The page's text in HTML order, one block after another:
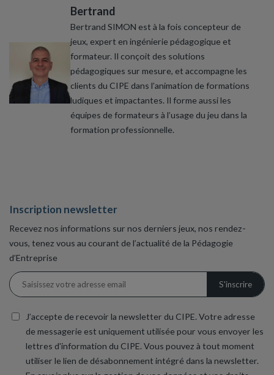
Bertrand
Bertrand SIMON est à la fois concepteur de
jeux, expert en ingénierie pédagogique et
formateur. Il conçoit des solutions
pédagogiques sur mesure, et accompagne les
clients du CIPE dans l’animation de formations
ludiques et impactantes. Il forme aussi les
équipes de formateurs à l’usage du jeu dans la
formation professionnelle.
Inscription newsletter
Recevez nos informations sur nos derniers jeux, nos rendez-
vous, tenez vous au courant de l’actualité de la Pédagogie
d’Entreprise
J’accepte de recevoir la newsletter du CIPE. Votre adresse
de messagerie est uniquement utilisée pour vous envoyer les
lettres d'information du CIPE. Vous pouvez à tout moment
utiliser le lien de désabonnement intégré dans la newsletter.